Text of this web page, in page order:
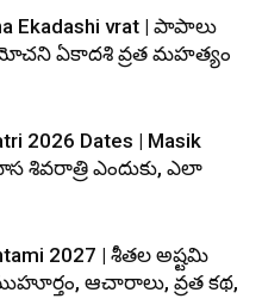
Ekadashi vrat | పాపాలు
ఏకాదశి వ్రత మహత్యం
2026 Dates | Masik
శివరాత్రి ఎందుకు, ఎలా
2027 | శీతల అష్టమి
ఆచారాలు, వ్రత కథ,